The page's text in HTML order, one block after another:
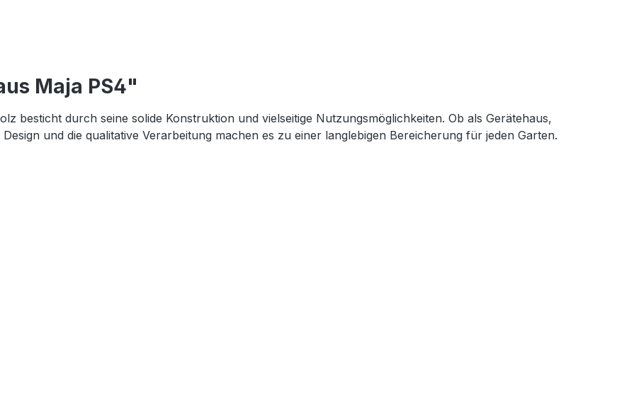
Maja PS4"
besticht durch seine solide Konstruktion und vielseitige Nutzungsmöglichkeiten. Ob als Gerätehaus,
und die qualitative Verarbeitung machen es zu einer langlebigen Bereicherung für jeden Garten.